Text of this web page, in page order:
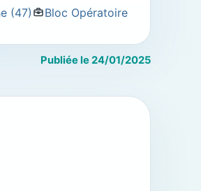
(47) Bloc Opératoire
Publiée le 24/01/2025